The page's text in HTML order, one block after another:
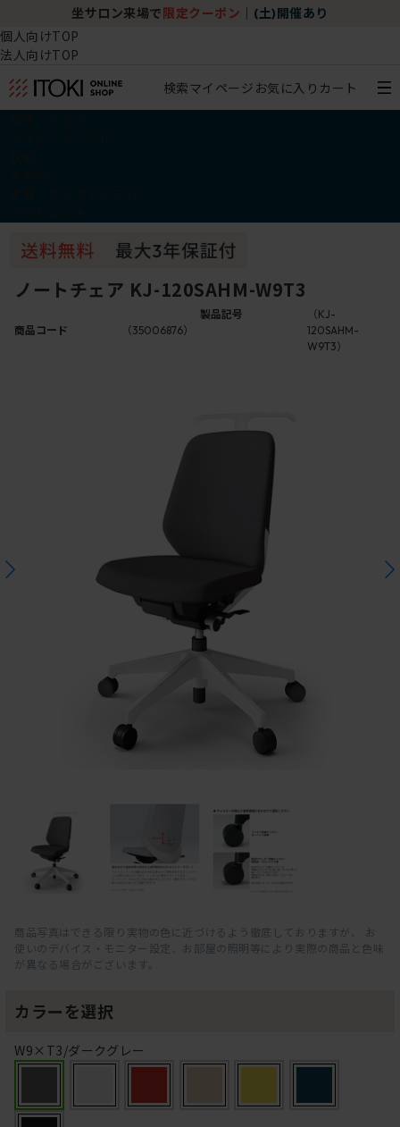
坐サロン来場で 限定クーポン (土)開催あり
個人向けTOP
法人向けTOP
検索マイページ お気に入り カート
ノートチェア KJ-120SAHM-W9T3
商品コード （35006876）
製品記号
（KJ-
120SAHM-
W9T3）
商品写真はできる限り実物の色に近づけるよう徹底しておりますが、 お
使いのデバイス・モニター設定、お部屋の照明等により実際の商品と色味
が異なる場合がございます。
カラーを選択
W9×T3/ダークグレー